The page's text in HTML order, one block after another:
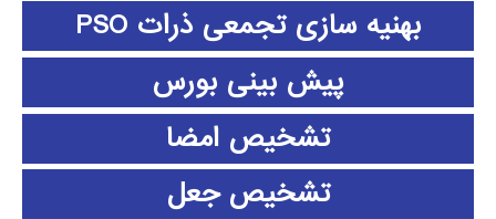
بهنیه سازی تجمعی ذرات PSO
پیش بینی بورس
تشخیص امضا
تشخیص جعل